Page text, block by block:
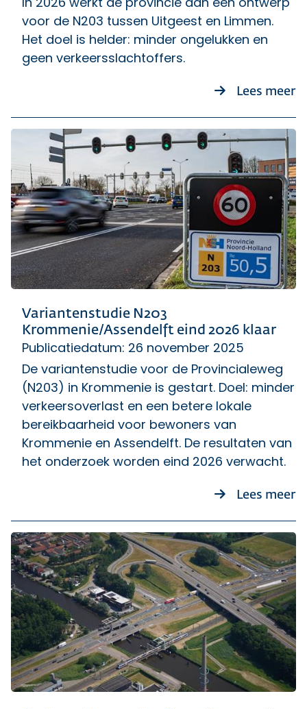
voor de N203 tussen Uitgeest en Limmen.
Het doel is helder: minder ongelukken en
geen verkeersslachtoffers.
Lees meer
Variantenstudie N203
Krommenie/Assendelft eind 2026 klaar
Publicatiedatum: 26 november 2025
De variantenstudie voor de Provincialeweg
(N203) in Krommenie is gestart. Doel: minder
verkeersoverlast en een betere lokale
bereikbaarheid voor bewoners van
Krommenie en Assendelft. De resultaten van
het onderzoek worden eind 2026 verwacht.
Lees meer